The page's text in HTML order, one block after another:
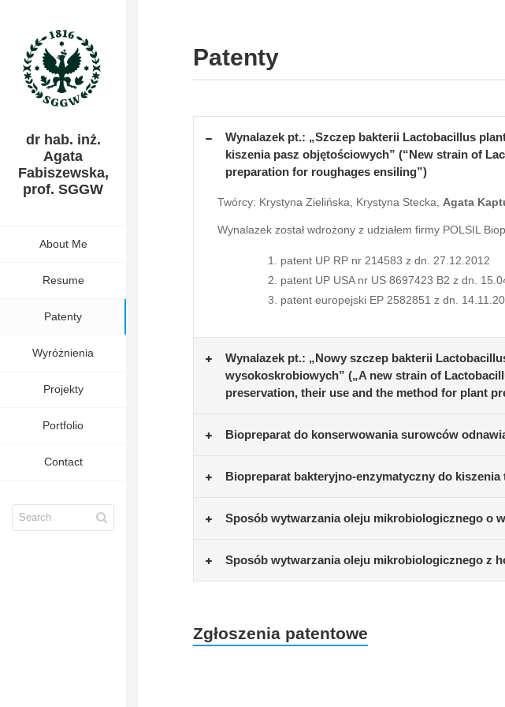
dr hab. inż.
Agata
Fabiszewska,
prof. SGGW
About Me
Resume
Patenty
Wyróżnienia
Projekty
Portfolio
Contact
Patenty
Wynalazek pt.: „Szczep bakterii Lactobacillus
kiszenia pasz objętościowych” (“New strain of
preparation for roughages ensiling”)
Twórcy: Krystyna Zielińska, Krystyna Stecka, Agata
Wynalazek został wdrożony z udziałem firmy POLSIL
patent UP RP nr 214583 z dn. 27.12.2012
patent UP USA nr US 8697423 B2 z dn.
patent europejski EP 2582851 z dn.
Wynalazek pt.: „Nowy szczep bakterii
wysokoskrobiowych” („A new strain of
preservation, their use and the method for plant
Biopreparat do konserwowania surowców
Biopreparat bakteryjno-enzymatyczny do
Sposób wytwarzania oleju mikrobiologicznego o
Sposób wytwarzania oleju mikrobiologicznego z
Zgłoszenia patentowe